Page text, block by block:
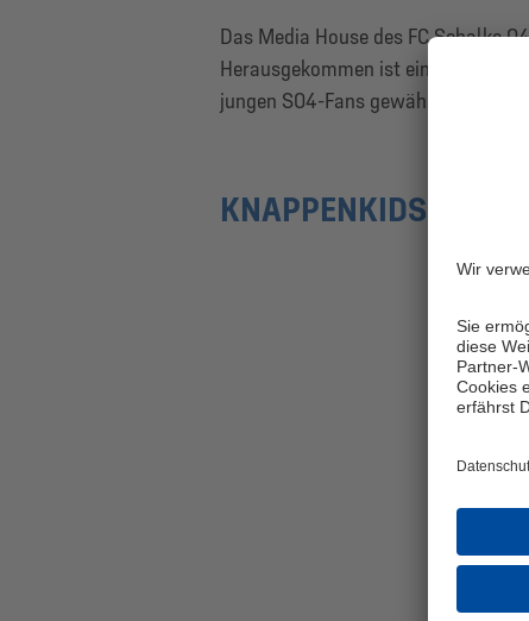
Das Media House des FC Schalke
Herausgekommen ist ein Clip voller
jungen S04-Fans gewährt.
KNAPPENKIDS-